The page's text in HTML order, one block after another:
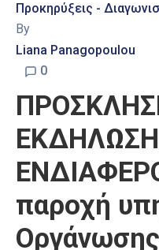
&
Δράσεις
Ψηφιακές
Επικοινωνία
Προκηρύξεις -
By
Liana Panagopoulou
0
παροχή